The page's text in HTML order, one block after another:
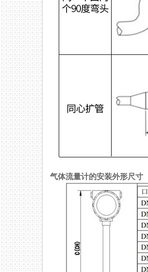
气体流量计的安装外形尺寸